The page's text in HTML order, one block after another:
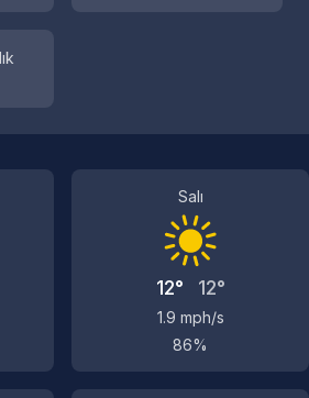
Salı
12° 12°
1.9 mph/s
86%